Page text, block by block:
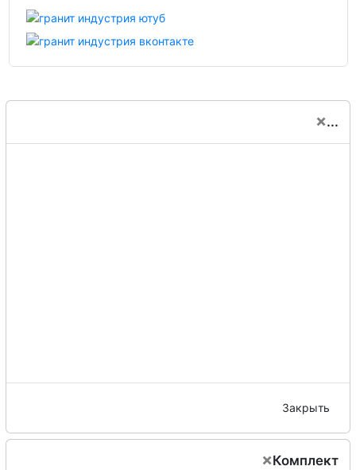
×...
Закрыть
×Комплект